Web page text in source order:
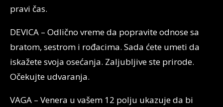
pravi čas.
DEVICA – Odlično vreme da popravite odnose sa
bratom, sestrom i rođacima. Sada ćete umeti da
iskažete svoja osećanja. Zaljubljive ste prirode.
Očekujte udvaranja.
VAGA – Venera u vašem 12 polju ukazuje da bi